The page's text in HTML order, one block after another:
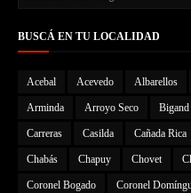
BUSCÁ EN TU LOCALIDAD
Acebal Acevedo Albarellos
Arminda Arroyo Seco Bigand
Carreras Casilda Cañada Rica
Chabás Chapuy Chovet
Coronel Bogado Coronel